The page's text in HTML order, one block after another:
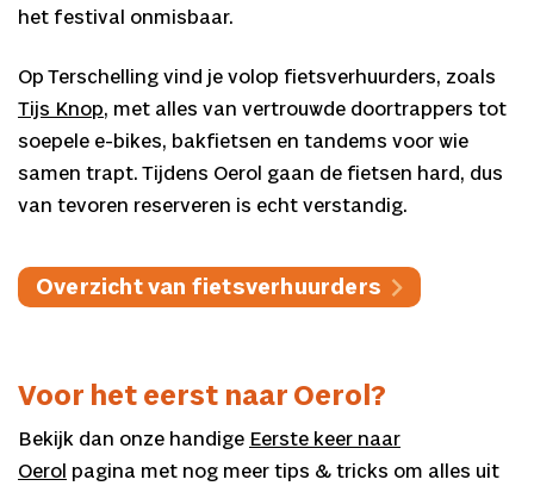
het festival onmisbaar.
Op Terschelling vind je volop fietsverhuurders, zoals
Tijs Knop, met alles van vertrouwde doortrappers tot
soepele e-bikes, bakfietsen en tandems voor wie
samen trapt. Tijdens Oerol gaan de fietsen hard, dus
van tevoren reserveren is echt verstandig.
Overzicht van fietsverhuurders
Voor het eerst naar Oerol?
Bekijk dan onze handige Eerste keer naar
Oerol pagina met nog meer tips & tricks om alles uit